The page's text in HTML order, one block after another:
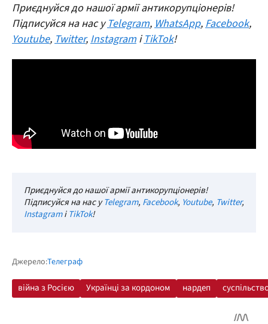
Приєднуйся до нашої армії антикорупціонерів!
Підписуйся на нас уTelegram,WhatsApp,Facebook,
Youtube,Twitter,Instagram іTikTok!
Приєднуйся до нашої армії антикорупціонерів!
Підписуйся на нас уTelegram, Facebook, Youtube, Twitter,
InstagramіTikTok!
Джерело:Телеграф
війна з Росією Українці за кордоном нардеп